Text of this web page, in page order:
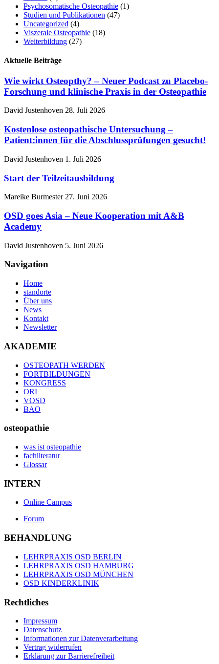
Psychosomatische Osteopathie (1)
Studien und Publikationen (47)
Uncategorized (4)
Viszerale Osteopathie (18)
Weiterbildung (27)
Aktuelle Beiträge
Wie wirkt Osteopthy? – Neuer Podcast zu Placebo-
Forschung und klinische Praxis in der Osteopathie
David Justenhoven 28. Juli 2026
Kostenlose osteopathische Untersuchung –
Patient:innen für die Abschlussprüfungen gesucht!
David Justenhoven 1. Juli 2026
Start der Teilzeitausbildung
Mareike Burmester 27. Juni 2026
OSD goes Asia – Neue Kooperation mit A&B
Academy
David Justenhoven 5. Juni 2026
Navigation
Home
standorte
Über uns
News
Kontakt
Newsletter
AKADEMIE
OSTEOPATH WERDEN
FORTBILDUNGEN
KONGRESS
ORI
VOSD
BAO
osteopathie
was ist osteopathie
fachliteratur
Glossar
INTERN
Online Campus
Forum
BEHANDLUNG
LEHRPRAXIS OSD BERLIN
LEHRPRAXIS OSD HAMBURG
LEHRPRAXIS OSD MÜNCHEN
OSD KINDERKLINIK
Rechtliches
Impressum
Datenschutz
Informationen zur Datenverarbeitung
Vertrag widerrufen
Erklärung zur Barrierefreiheit